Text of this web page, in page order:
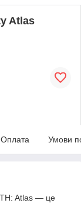
Atlas
Оплата Умови
Atlas — це